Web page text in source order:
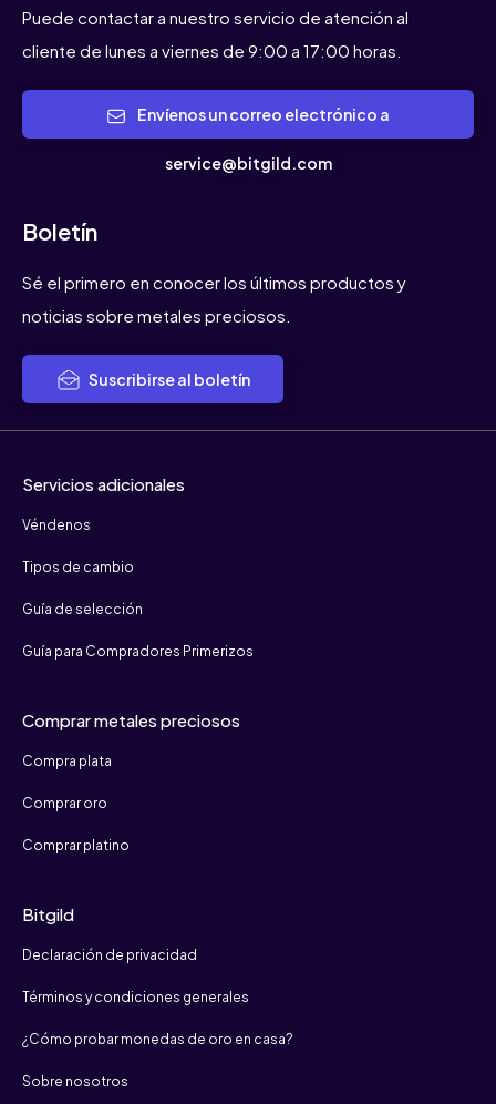
Puede contactar a nuestro servicio de atención al
cliente de lunes a viernes de 9:00 a 17:00 horas.
service@bitgild.com
Boletín
Sé el primero en conocer los últimos productos y
noticias sobre metales preciosos.
Suscribirse al boletín
Servicios adicionales
Véndenos
Tipos de cambio
Guía de selección
Guía para Compradores Primerizos
Comprar metales preciosos
Compra plata
Comprar oro
Comprar platino
Bitgild
Declaración de privacidad
Términos y condiciones generales
¿Cómo probar monedas de oro en casa?
Sobre nosotros